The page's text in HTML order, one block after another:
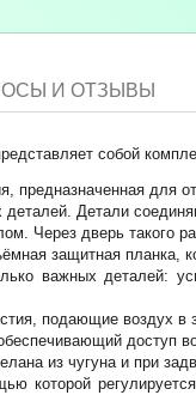
И ОТЗЫВЫ
собой
предназначенная
деталей. Детали
Через дверь такого
защитная планка,
важных деталей:
подающие воздух в
доступ
из чугуна и при
которой